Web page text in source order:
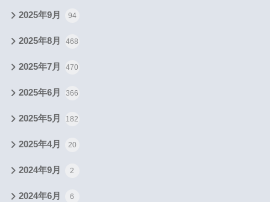
2025年9月 94
2025年8月 468
2025年7月 470
2025年6月 366
2025年5月 182
2025年4月 20
2024年9月 2
2024年6月 6